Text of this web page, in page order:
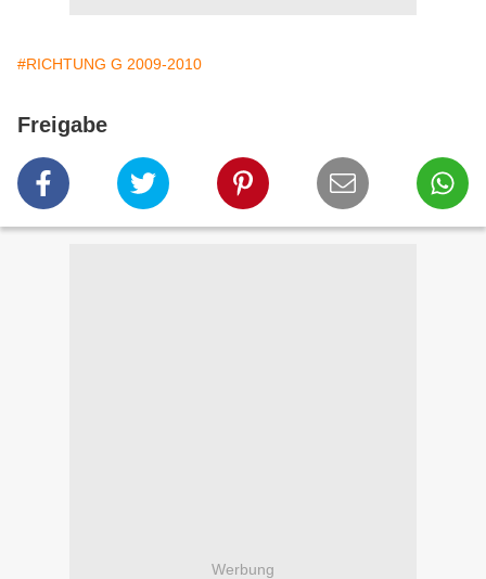
#RICHTUNG G 2009-2010
Freigabe
Werbung